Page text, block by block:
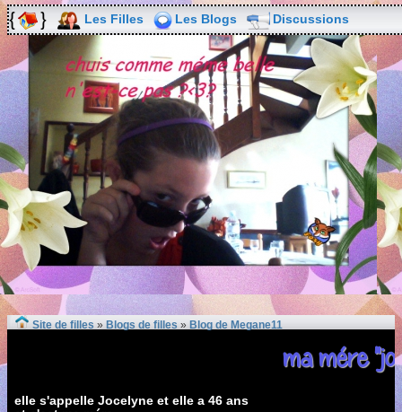
Les Filles Les Blogs Discussions
Site de filles » Blogs de filles » Blog de Megane11
ma mére
elle s'appelle Jocelyne et elle a 46 ans